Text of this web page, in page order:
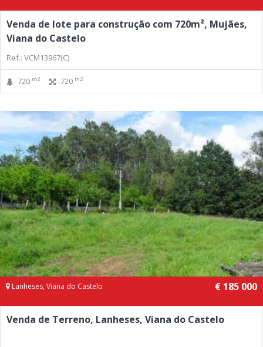
Venda de lote para construção com 720m², Mujães,
Viana do Castelo
Ref.: VCM13967(C)
720 m2 720 m2
Lanheses, Viana do Castelo € 185 000
Venda de Terreno, Lanheses, Viana do Castelo